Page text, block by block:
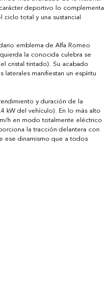
deportivo lo complementa
total y una sustancial
emblema de Alfa Romeo
la conocida culebra se
cristal tintado). Su acabado
manifiestan un espíritu
y duración de la
kW del vehículo). En lo más alto
h en modo totalmente eléctrico
la tracción delantera con
ese dinamismo que a todos